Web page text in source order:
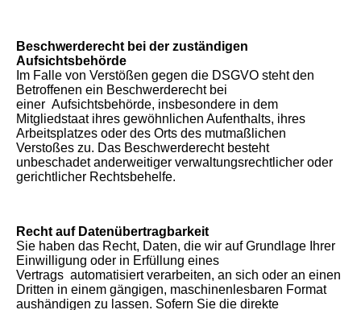
Beschwerderecht bei der zuständigen
Aufsichtsbehörde
Im Falle von Verstößen gegen die DSGVO steht den
Betroffenen ein Beschwerderecht bei
einer Aufsichtsbehörde, insbesondere in dem
Mitgliedstaat ihres gewöhnlichen Aufenthalts, ihres
Arbeitsplatzes oder des Orts des mutmaßlichen
Verstoßes zu. Das Beschwerderecht besteht
unbeschadet anderweitiger verwaltungsrechtlicher oder
gerichtlicher Rechtsbehelfe.
Recht auf Datenübertragbarkeit
Sie haben das Recht, Daten, die wir auf Grundlage Ihrer
Einwilligung oder in Erfüllung eines
Vertrags automatisiert verarbeiten, an sich oder an einen
Dritten in einem gängigen, maschinenlesbaren Format
aushändigen zu lassen. Sofern Sie die direkte